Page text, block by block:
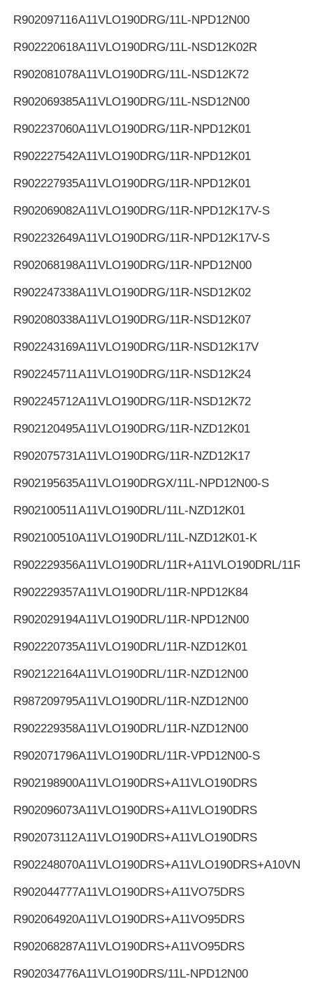
R902097116A11VLO190DRG/11L-NPD12N00
R902220618A11VLO190DRG/11L-NSD12K02R
R902081078A11VLO190DRG/11L-NSD12K72
R902069385A11VLO190DRG/11L-NSD12N00
R902237060A11VLO190DRG/11R-NPD12K01
R902227542A11VLO190DRG/11R-NPD12K01
R902227935A11VLO190DRG/11R-NPD12K01
R902069082A11VLO190DRG/11R-NPD12K17V-S
R902232649A11VLO190DRG/11R-NPD12K17V-S
R902068198A11VLO190DRG/11R-NPD12N00
R902247338A11VLO190DRG/11R-NSD12K02
R902080338A11VLO190DRG/11R-NSD12K07
R902243169A11VLO190DRG/11R-NSD12K17V
R902245711A11VLO190DRG/11R-NSD12K24
R902245712A11VLO190DRG/11R-NSD12K72
R902120495A11VLO190DRG/11R-NZD12K01
R902075731A11VLO190DRG/11R-NZD12K17
R902195635A11VLO190DRGX/11L-NPD12N00-S
R902100511A11VLO190DRL/11L-NZD12K01
R902100510A11VLO190DRL/11L-NZD12K01-K
R902229356A11VLO190DRL/11R+A11VLO190DRL/11R
R902229357A11VLO190DRL/11R-NPD12K84
R902029194A11VLO190DRL/11R-NPD12N00
R902220735A11VLO190DRL/11R-NZD12K01
R902122164A11VLO190DRL/11R-NZD12N00
R987209795A11VLO190DRL/11R-NZD12N00
R902229358A11VLO190DRL/11R-NZD12N00
R902071796A11VLO190DRL/11R-VPD12N00-S
R902198900A11VLO190DRS+A11VLO190DRS
R902096073A11VLO190DRS+A11VLO190DRS
R902073112A11VLO190DRS+A11VLO190DRS
R902248070
R902044777A11VLO190DRS+A11VO75DRS
R902064920A11VLO190DRS+A11VO95DRS
R902068287A11VLO190DRS+A11VO95DRS
R902034776A11VLO190DRS/11L-NPD12N00